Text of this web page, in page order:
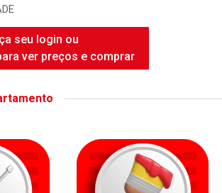
seu login ou
ver preços e comprar